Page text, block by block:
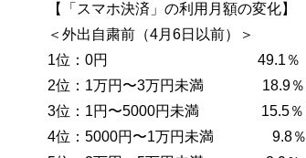
【「スマホ決済」の利用月額の変化】
＜外出自粛前（4月6日以前）＞
1位：0円 49.1％
2位：1万円〜3万円未満 18.9％
3位：1円〜5000円未満 15.5％
4位：5000円〜1万円未満 9.8％